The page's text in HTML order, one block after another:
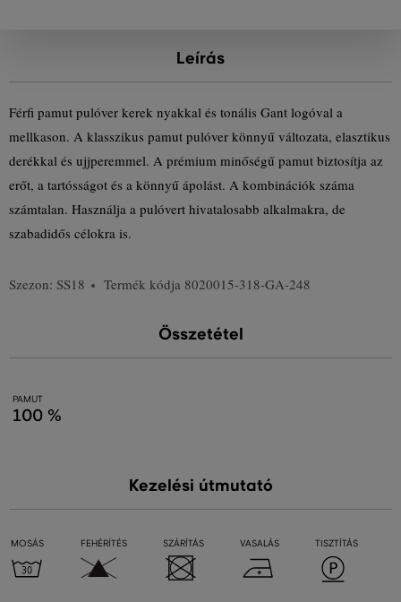
Leírás
Férfi pamut pulóver kerek nyakkal és tonális Gant logóval a
mellkason. A klasszikus pamut pulóver könnyű változata, elasztikus
derékkal és ujjperemmel. A prémium minőségű pamut biztosítja az
erőt, a tartósságot és a könnyű ápolást. A kombinációk száma
számtalan. Használja a pulóvert hivatalosabb alkalmakra, de
szabadidős célokra is.
Szezon: SS18 Termék kódja 8020015-318-GA-248
Összetétel
PAMUT
100 %
Kezelési útmutató
MOSÁS FEHÉRÍTÉS SZÁRÍTÁS VASALÁS TISZTÍTÁS